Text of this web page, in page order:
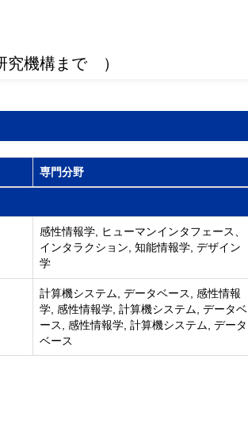
究機構まで ）
専門分野
感性情報学, ヒューマンインタフェース、
インタラクション, 知能情報学, デザイン
学
計算機システム, データベース, 感性情報
学, 感性情報学, 計算機システム, データベ
ース, 感性情報学, 計算機システム, データ
ベース